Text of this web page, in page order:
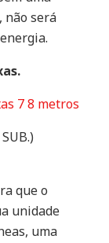
não será
que o
unidade
uma